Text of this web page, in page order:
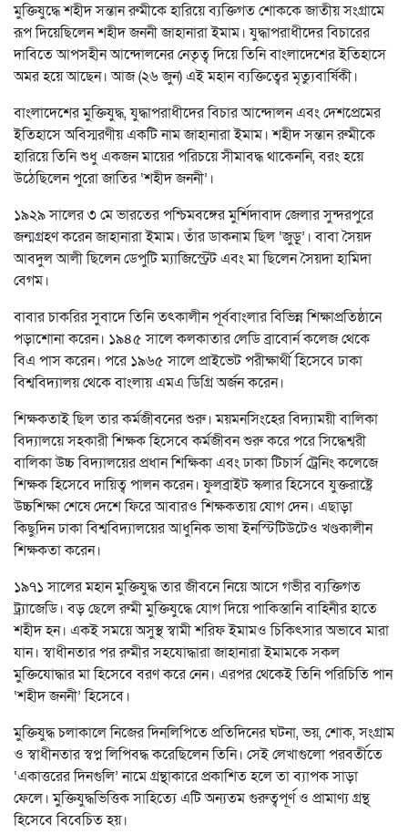
মুক্তিযুদ্ধে শহীদ সন্তান রুমীকে হারিয়ে ব্যক্তিগত শোককে জাতীয় সংগ্রামে
রূপ দিয়েছিলেন শহীদ জননী জাহানারা ইমাম। যুদ্ধাপরাধীদের বিচারের
দাবিতে আপসহীন আন্দোলনের নেতৃত্ব দিয়ে তিনি বাংলাদেশের ইতিহাসে
অমর হয়ে আছেন। আজ (২৬ জুন) এই মহান ব্যক্তিত্বের মৃত্যুবার্ষিকী।
বাংলাদেশের মুক্তিযুদ্ধ, যুদ্ধাপরাধীদের বিচার আন্দোলন এবং দেশপ্রেমের
ইতিহাসে অবিস্মরণীয় একটি নাম জাহানারা ইমাম। শহীদ সন্তান রুমীকে
হারিয়ে তিনি শুধু একজন মায়ের পরিচয়ে সীমাবদ্ধ থাকেননি, বরং হয়ে
উঠেছিলেন পুরো জাতির ‘শহীদ জননী’।
১৯২৯ সালের ৩ মে ভারতের পশ্চিমবঙ্গের মুর্শিদাবাদ জেলার সুন্দরপুরে
জন্মগ্রহণ করেন জাহানারা ইমাম। তাঁর ডাকনাম ছিল ‘জুড়ূ’। বাবা সৈয়দ
আবদুল আলী ছিলেন ডেপুটি ম্যাজিস্ট্রেট এবং মা ছিলেন সৈয়দা হামিদা
বেগম।
বাবার চাকরির সুবাদে তিনি তৎকালীন পূর্ববাংলার বিভিন্ন শিক্ষাপ্রতিষ্ঠানে
পড়াশোনা করেন। ১৯৪৫ সালে কলকাতার লেডি ব্রাবোর্ন কলেজ থেকে
বিএ পাস করেন। পরে ১৯৬৫ সালে প্রাইভেট পরীক্ষার্থী হিসেবে ঢাকা
বিশ্ববিদ্যালয় থেকে বাংলায় এমএ ডিগ্রি অর্জন করেন।
শিক্ষকতাই ছিল তার কর্মজীবনের শুরু। ময়মনসিংহের বিদ্যাময়ী বালিকা
বিদ্যালয়ে সহকারী শিক্ষক হিসেবে কর্মজীবন শুরু করে পরে সিদ্ধেশ্বরী
বালিকা উচ্চ বিদ্যালয়ের প্রধান শিক্ষিকা এবং ঢাকা টিচার্স ট্রেনিং কলেজে
শিক্ষক হিসেবে দায়িত্ব পালন করেন। ফুলব্রাইট স্কলার হিসেবে যুক্তরাষ্ট্রে
উচ্চশিক্ষা শেষে দেশে ফিরে আবারও শিক্ষকতায় যোগ দেন। এছাড়া
কিছুদিন ঢাকা বিশ্ববিদ্যালয়ের আধুনিক ভাষা ইনস্টিটিউটেও খণ্ডকালীন
শিক্ষকতা করেন।
১৯৭১ সালের মহান মুক্তিযুদ্ধ তার জীবনে নিয়ে আসে গভীর ব্যক্তিগত
ট্র্যাজেডি। বড় ছেলে রুমী মুক্তিযুদ্ধে যোগ দিয়ে পাকিস্তানি বাহিনীর হাতে
শহীদ হন। একই সময়ে অসুস্থ স্বামী শরিফ ইমামও চিকিৎসার অভাবে মারা
যান। স্বাধীনতার পর রুমীর সহযোদ্ধারা জাহানারা ইমামকে সকল
মুক্তিযোদ্ধার মা হিসেবে বরণ করে নেন। এরপর থেকেই তিনি পরিচিতি পান
‘শহীদ জননী’ হিসেবে।
মুক্তিযুদ্ধ চলাকালে নিজের দিনলিপিতে প্রতিদিনের ঘটনা, ভয়, শোক, সংগ্রাম
ও স্বাধীনতার স্বপ্ন লিপিবদ্ধ করেছিলেন তিনি। সেই লেখাগুলো পরবর্তীতে
‘একাত্তরের দিনগুলি’ নামে গ্রন্থাকারে প্রকাশিত হলে তা ব্যাপক সাড়া
ফেলে। মুক্তিযুদ্ধভিত্তিক সাহিত্যে এটি অন্যতম গুরুত্বপূর্ণ ও প্রামাণ্য গ্রন্থ
হিসেবে বিবেচিত হয়।